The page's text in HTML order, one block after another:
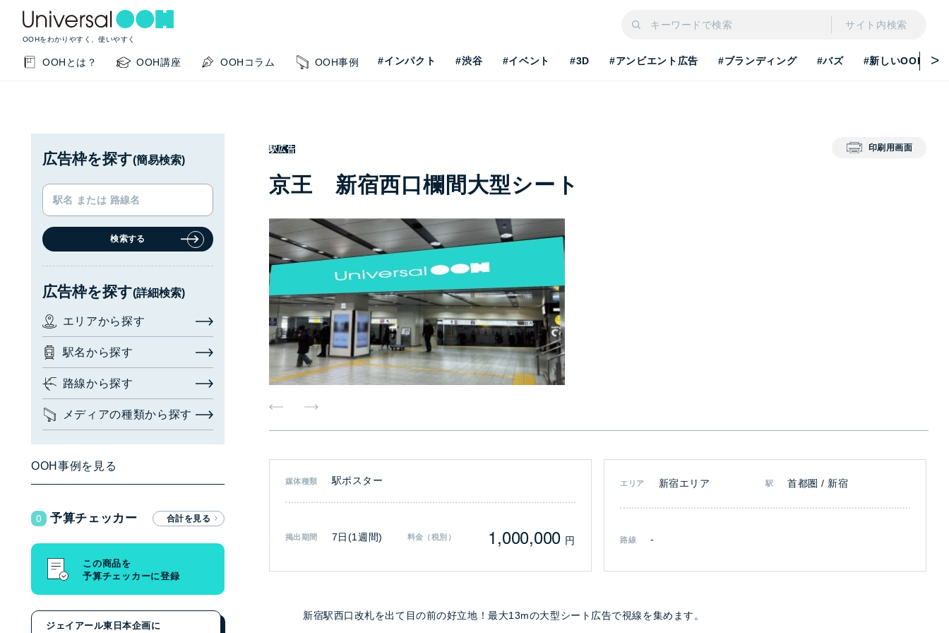
OOHをわかりやすく、使いやすく
サイト内検索
OOHとは？ OOH講座 OOHコラム OOH事例 #インパクト #渋谷 #イベント #3D #アンビエント広告 #ブランディング #バズ #新しいOOH
KEYWORD SEARCH
サイト内検索
閉じる
広告枠を探す
広告枠を探す
エリアから探す
路線から探す
メディアの種類から探す
GUIDE
このサイトの使い方
OOH最新事情を知りたい
閉じる
駅広告 印刷用画面
京王 新宿西口欄間大型シート
媒体種類 駅ポスター
掲出期間 7日(1週間) 料金（税別） 1,000,000 円
エリア 新宿エリア 駅 首都圏 / 新宿
路線 -
新宿駅西口改札を出て目の前の好立地！最大13mの大型シート広告で視線を集めます。
広告枠を探す(簡易検索)
検索する
広告枠を探す(詳細検索)
エリアから探す
駅名から探す
路線から探す
メディアの種類から探す
OOH事例を見る
予算チェッカー
0
この商品を
予算チェッカーに登録
ジェイアール東日本企画に